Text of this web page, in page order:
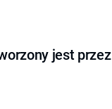
jest przez